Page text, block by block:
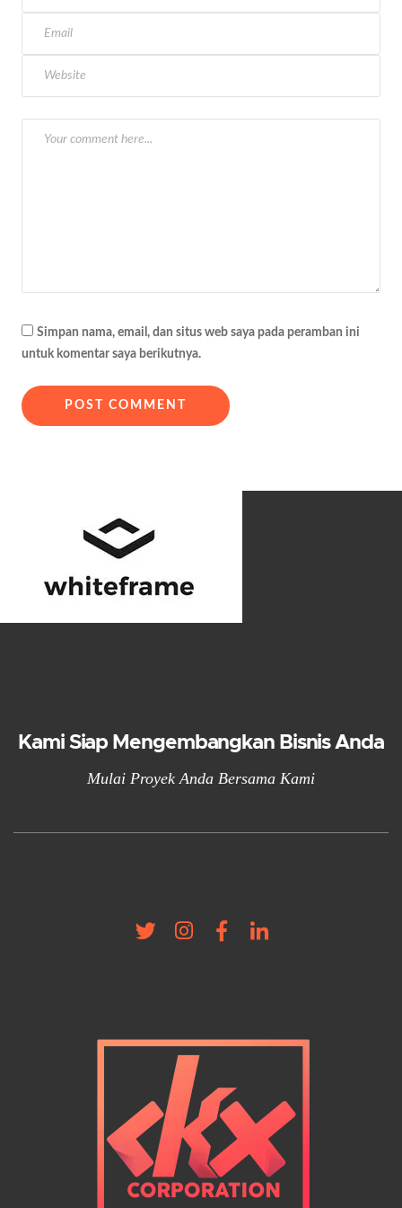
s
p
Simpan nama, email, dan situs web saya pada peramban ini
untuk komentar saya berikutnya.
Kami Siap Mengembangkan Bisnis Anda
Mulai Proyek Anda Bersama Kami